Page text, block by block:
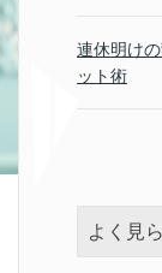
連休明け
ット術
よく見